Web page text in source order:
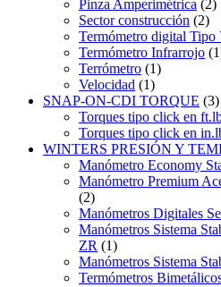
Pinza Amperimétrica (2)
Sector construcción (2)
Termómetro digital Tipo
Termómetro Infrarrojo
Terrómetro (1)
Velocidad (1)
SNAP-ON-CDI TORQUE (3)
Torques tipo click en
Torques tipo click en
WINTERS PRESIÓN Y
Manómetro Economy
Manómetro Premium
(2)
Manómetros Digitales
Manómetros Sistema
ZR (1)
Manómetros Sistema
Termómetros